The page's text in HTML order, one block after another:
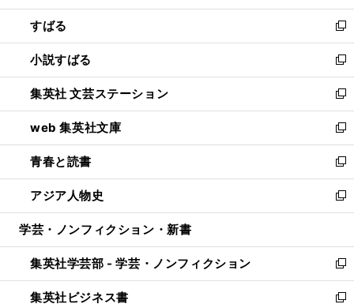
開
く
ウ
で
開
く
ン
ド
ウ
で
開
く
すばる
新
し
い
ウ
ィ
ン
ド
ウ
で
開
く
小説すばる
新
し
い
ウ
ィ
ン
ド
ウ
で
開
集英社 文芸ステーション
新
し
い
ウ
ィ
ン
ド
ウ
開
く
web 集英社文庫
新
し
い
ウ
ィ
ン
ウ
で
開
く
青春と読書
新
し
い
ウ
ン
ド
ウ
で
アジア人物史
新
し
ウ
ィ
ン
ド
学芸・ノンフィクション・新書
集英社学芸部 - 学芸・ノンフィクション
新
し
い
集英社ビジネス書
新